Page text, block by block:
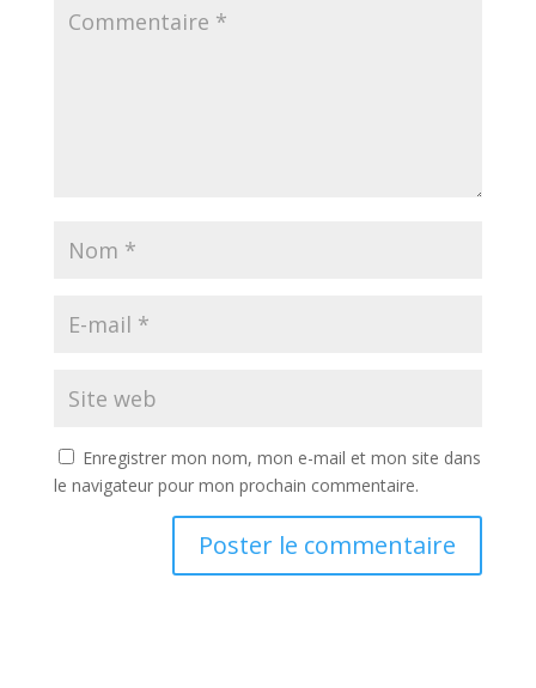
Enregistrer mon nom, mon e-mail et mon site dans
le navigateur pour mon prochain commentaire.